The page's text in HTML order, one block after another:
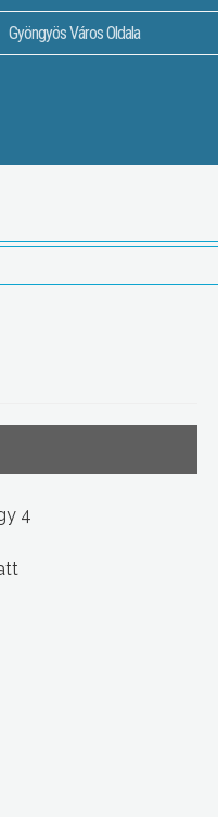
Gyöngyös Város Oldala
4